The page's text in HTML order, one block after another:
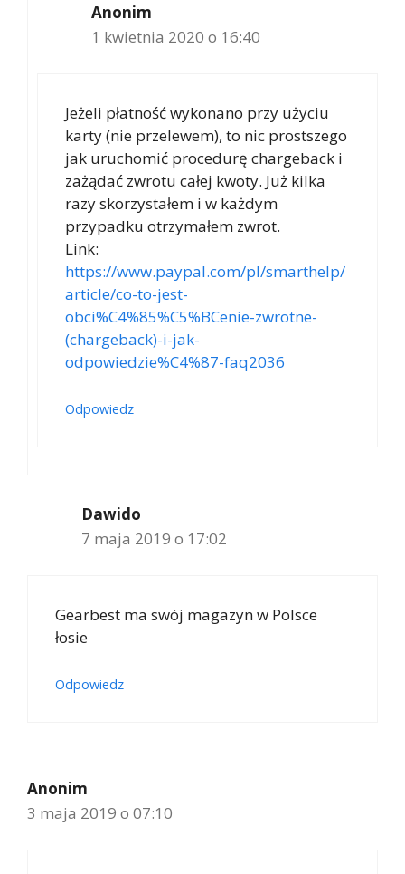
Anonim
1 kwietnia 2020 o 16:40
Jeżeli płatność wykonano przy użyciu
karty (nie przelewem), to nic prostszego
jak uruchomić procedurę chargeback i
zażądać zwrotu całej kwoty. Już kilka
razy skorzystałem i w każdym
przypadku otrzymałem zwrot.
Link:
https://www.paypal.com/pl/smarthelp/
article/co-to-jest-
obci%C4%85%C5%BCenie-zwrotne-
(chargeback)-i-jak-
odpowiedzie%C4%87-faq2036
Odpowiedz
Dawido
7 maja 2019 o 17:02
Gearbest ma swój magazyn w Polsce
łosie
Odpowiedz
Anonim
3 maja 2019 o 07:10